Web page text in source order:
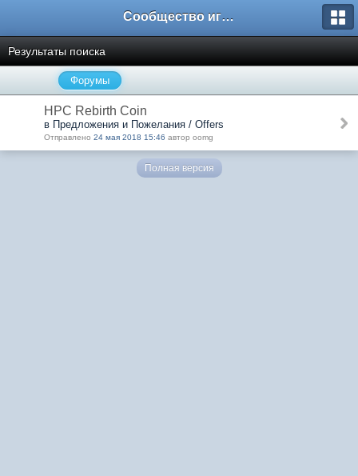
Сообщество игроков L2BesT.Org
Результаты поиска
Форумы
HPC Rebirth Coin
в Предложения и Пожелания / Offers
Отправлено 24 мая 2018 15:46 автор oomg
Полная версия